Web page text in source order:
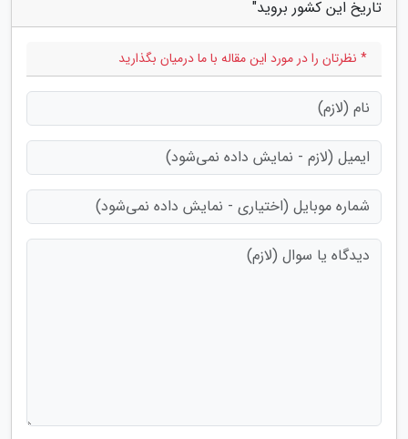
تاریخ این کشور بروید"
* نظرتان را در مورد این مقاله با ما درمیان بگذارید